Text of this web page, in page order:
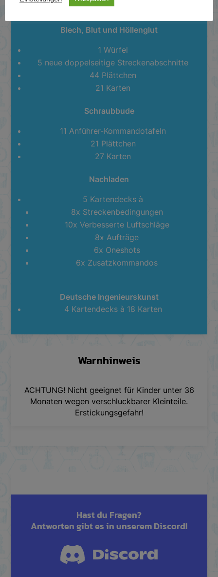
23 Plättchen
Blech, Blut und Höllenglut
1 Würfel
5 neue doppelseitige Streckenabschnitte
44 Plättchen
21 Karten
Schraubbude
11 Anführer-Kommandotafeln
21 Plättchen
27 Karten
Nachladen
5 Kartendecks à
8x Streckenbedingungen
10x Verbesserte Luftschläge
8x Aufträge
6x Oneshots
6x Zusatzkommandos
Deutsche Ingenieurskunst
4 Kartendecks à 18 Karten
Warnhinweis
ACHTUNG! Nicht geeignet für Kinder unter 36
Monaten wegen verschluckbarer Kleinteile.
Erstickungsgefahr!
Hast du Fragen?
Antworten gibt es in unserem Discord!